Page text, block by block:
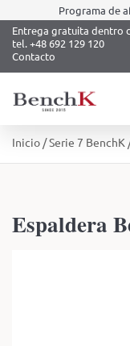
Programa de
Entrega gratuita dentro
tel. +48 692 129 120
Contacto
Inicio /Serie 7 BenchK
Espaldera